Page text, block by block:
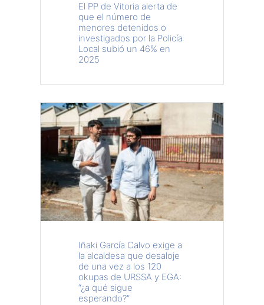
El PP de Vitoria alerta de
que el número de
menores detenidos o
investigados por la Policía
Local subió un 46% en
2025
Iñaki García Calvo exige a
la alcaldesa que desaloje
de una vez a los 120
okupas de URSSA y EGA:
“¿a qué sigue
esperando?”